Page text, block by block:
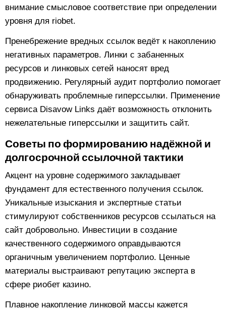
внимание смысловое соответствие при определении
уровня для riobet.
Пренебрежение вредных ссылок ведёт к накоплению
негативных параметров. Линки с забаненных
ресурсов и линковых сетей наносят вред
продвижению. Регулярный аудит портфолио помогает
обнаруживать проблемные гиперссылки. Применение
сервиса Disavow Links даёт возможность отклонить
нежелательные гиперссылки и защитить сайт.
Советы по формированию надёжной и
долгосрочной ссылочной тактики
Акцент на уровне содержимого закладывает
фундамент для естественного получения ссылок.
Уникальные изыскания и экспертные статьи
стимулируют собственников ресурсов ссылаться на
сайт добровольно. Инвестиции в создание
качественного содержимого оправдываются
органичным увеличением портфолио. Ценные
материалы выстраивают репутацию эксперта в
сфере риобет казино.
Плавное накопление линковой массы кажется